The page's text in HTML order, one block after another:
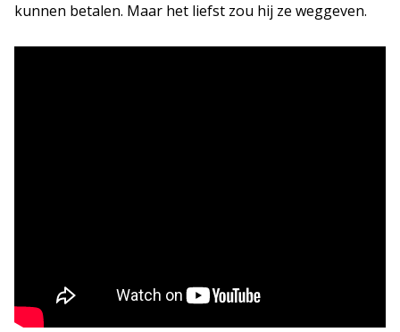
kunnen betalen. Maar het liefst zou hij ze weggeven.